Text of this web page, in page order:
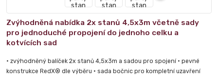
Zvýhodněná nabídka 2x stanů 4,5x3m včetně sady
pro jednoduché propojení do jednoho celku a
kotvících sad
• zvýhodněný balíček 2x stanů 4,5x3m a sadou pro spojení • pevné
konstrukce RedX® dle výběru • sada bočnic pro kompletní uzavření